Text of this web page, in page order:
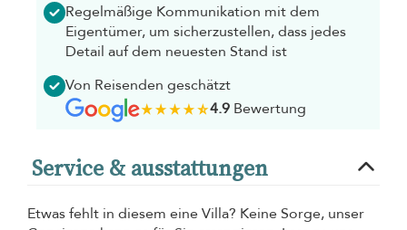
Regelmäßige Kommunikation mit dem
Eigentümer, um sicherzustellen, dass jedes
Detail auf dem neuesten Stand ist
Von Reisenden geschätzt
4.9Bewertung
Service & ausstattungen
Etwas fehlt in diesem eine Villa? Keine Sorge, unser